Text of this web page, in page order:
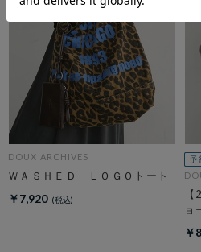
DOUX ARCHIVES
ＷＡＳＨＥＤ ＬＯＧＯトート
￥7,920
ョ
￥